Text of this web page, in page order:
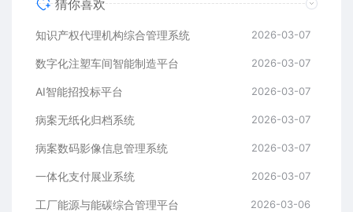
猜你喜欢
知识产权代理机构综合管理系统 2026-03-07
数字化注塑车间智能制造平台 2026-03-07
AI智能招投标平台 2026-03-07
病案无纸化归档系统 2026-03-07
病案数码影像信息管理系统 2026-03-07
一体化支付展业系统 2026-03-07
工厂能源与能碳综合管理平台 2026-03-06